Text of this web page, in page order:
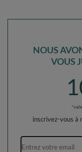
NOUS
VOUS
inscrivez-vous à